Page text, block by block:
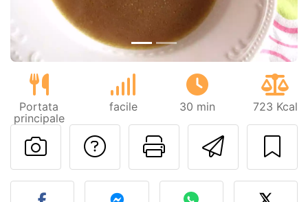
Portata
principale
facile 30 min 723 Kcal
Invia
Stampa la
Contatta l'autore
Pubblica la foto di